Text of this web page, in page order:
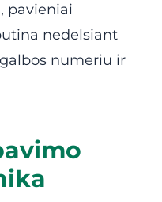
pavieniai
nedelsiant
numeriu ir